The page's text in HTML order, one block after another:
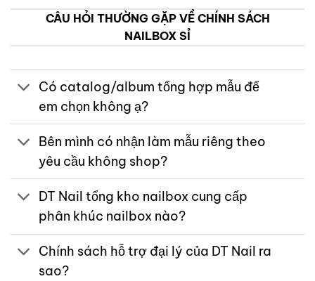
CÂU HỎI THƯỜNG GẶP VỀ CHÍNH SÁCH
NAILBOX SỈ
Có catalog/album tổng hợp mẫu để
em chọn không ạ?
Bên mình có nhận làm mẫu riêng theo
yêu cầu không shop?
DT Nail tổng kho nailbox cung cấp
phân khúc nailbox nào?
Chính sách hỗ trợ đại lý của DT Nail ra
sao?